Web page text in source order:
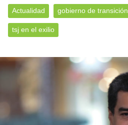
Actualidad gobierno de transición
tsj en el exilio